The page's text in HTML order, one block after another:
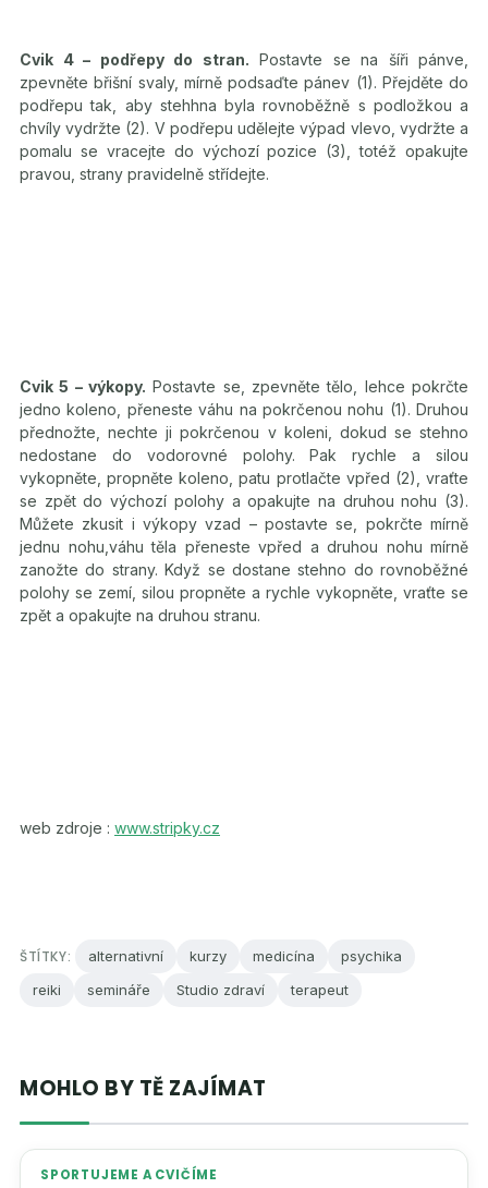
Cvik 4 – podřepy do stran. Postavte se na šíři pánve,
zpevněte břišní svaly, mírně podsaďte pánev (1). Přejděte do
podřepu tak, aby stehhna byla rovnoběžně s podložkou a
chvíly vydržte (2). V podřepu udělejte výpad vlevo, vydržte a
pomalu se vracejte do výchozí pozice (3), totéž opakujte
pravou, strany pravidelně střídejte.
Cvik 5 – výkopy. Postavte se, zpevněte tělo, lehce pokrčte
jedno koleno, přeneste váhu na pokrčenou nohu (1). Druhou
přednožte, nechte ji pokrčenou v koleni, dokud se stehno
nedostane do vodorovné polohy. Pak rychle a silou
vykopněte, propněte koleno, patu protlačte vpřed (2), vraťte
se zpět do výchozí polohy a opakujte na druhou nohu (3).
Můžete zkusit i výkopy vzad – postavte se, pokrčte mírně
jednu nohu,váhu těla přeneste vpřed a druhou nohu mírně
zanožte do strany. Když se dostane stehno do rovnoběžné
polohy se zemí, silou propněte a rychle vykopněte, vraťte se
zpět a opakujte na druhou stranu.
web zdroje : www.stripky.cz
ŠTÍTKY: alternativní kurzy medicína
psychika
reiki
semináře Studio zdraví terapeut
MOHLO BY TĚ ZAJÍMAT
SPORTUJEME A CVIČÍME